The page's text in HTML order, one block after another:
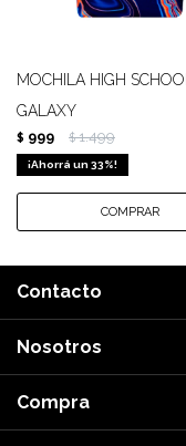
MOCHILA HIGH SCHOOL
GALAXY
$ 999 $ 1.499
33
Contacto
Nosotros
Compra